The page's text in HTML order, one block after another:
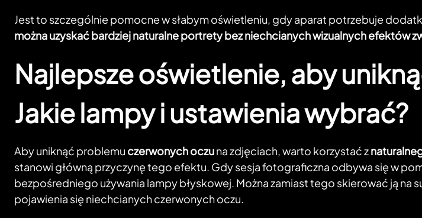
Jest to szczególnie pomocne w słabym oświetleniu, gdy aparat potrzebuje
można uzyskać bardziej naturalne portrety bez niechcianych wizualnych efektów
Najlepsze oświetlenie, aby
Jakie lampy i ustawienia wybrać?
Aby uniknąć problemu czerwonych oczuna zdjęciach, warto korzystać z
stanowi główną przyczynę tego efektu. Gdy sesja fotograficzna odbywa się w
bezpośredniego używania lampy błyskowej. Można zamiast tego skierować ją na
pojawienia się niechcianych czerwonych oczu.